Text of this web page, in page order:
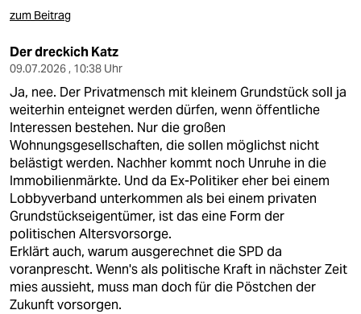
zum Beitrag
Der dreckich Katz
09.07.2026 , 10:38 Uhr
Ja, nee. Der Privatmensch mit kleinem Grundstück soll ja
weiterhin enteignet werden dürfen, wenn öffentliche
Interessen bestehen. Nur die großen
Wohnungsgesellschaften, die sollen möglichst nicht
belästigt werden. Nachher kommt noch Unruhe in die
Immobilienmärkte. Und da Ex-Politiker eher bei einem
Lobbyverband unterkommen als bei einem privaten
Grundstückseigentümer, ist das eine Form der
politischen Altersvorsorge.
Erklärt auch, warum ausgerechnet die SPD da
voranprescht. Wenn's als politische Kraft in nächster Zeit
mies aussieht, muss man doch für die Pöstchen der
Zukunft vorsorgen.